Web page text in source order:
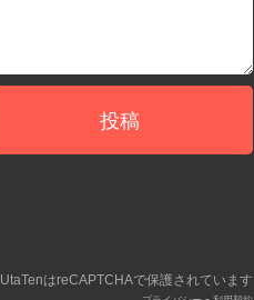
投稿
UtaTenはreCAPTCHAで保護されています